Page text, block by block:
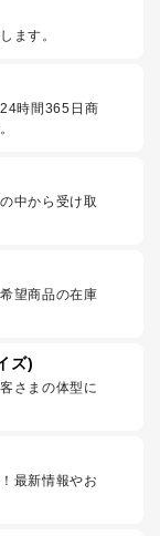
ます。
時間365日商
中から受け取
望商品の在庫
ズ)
さまの体型に
最新情報やお